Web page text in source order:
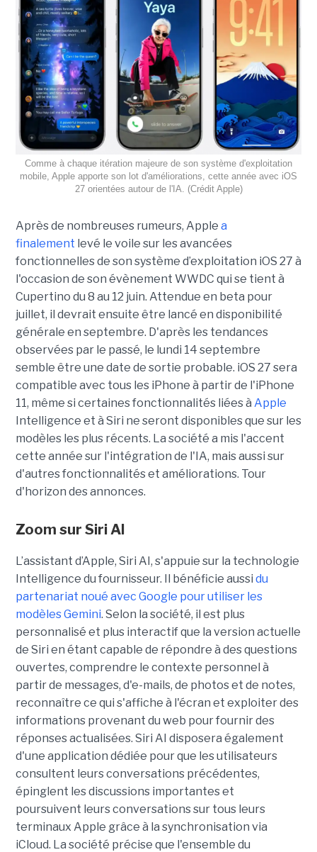
Comme à chaque itération majeure de son système d'exploitation
mobile, Apple apporte son lot d'améliorations, cette année avec iOS
27 orientées autour de l'IA. (Crédit Apple)
Après de nombreuses rumeurs, Apple a
finalement levé le voile sur les avancées
fonctionnelles de son système d’exploitation iOS 27 à
l'occasion de son évènement WWDC qui se tient à
Cupertino du 8 au 12 juin. Attendue en beta pour
juillet, il devrait ensuite être lancé en disponibilité
générale en septembre. D'après les tendances
observées par le passé, le lundi 14 septembre
semble être une date de sortie probable. iOS 27 sera
compatible avec tous les iPhone à partir de l'iPhone
11, même si certaines fonctionnalités liées à Apple
Intelligence et à Siri ne seront disponibles que sur les
modèles les plus récents. La société a mis l'accent
cette année sur l'intégration de l'IA, mais aussi sur
d'autres fonctionnalités et améliorations. Tour
d'horizon des annonces.
Zoom sur Siri AI
L’assistant d’Apple, Siri AI, s'appuie sur la technologie
Intelligence du fournisseur. Il bénéficie aussi du
partenariat noué avec Google pour utiliser les
modèles Gemini. Selon la société, il est plus
personnalisé et plus interactif que la version actuelle
de Siri en étant capable de répondre à des questions
ouvertes, comprendre le contexte personnel à
partir de messages, d'e-mails, de photos et de notes,
reconnaître ce qui s'affiche à l'écran et exploiter des
informations provenant du web pour fournir des
réponses actualisées. Siri AI disposera également
d'une application dédiée pour que les utilisateurs
consultent leurs conversations précédentes,
épinglent les discussions importantes et
poursuivent leurs conversations sur tous leurs
terminaux Apple grâce à la synchronisation via
iCloud. La société précise que l'ensemble du